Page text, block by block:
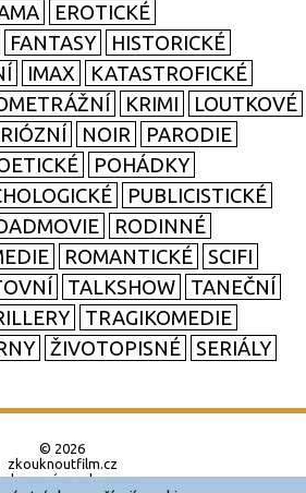
EROTICKÉ
FANTASY
HISTORICKÉ
IMAX
KATASTROFICKÉ
KRIMI
LOUTKOVÉ
NOIR
PARODIE
POHÁDKY
PUBLICISTICKÉ
RODINNÉ
ROMANTICKÉ
SCIFI
TALKSHOW
TANEČNÍ
TRAGIKOMEDIE
ŽIVOTOPISNÉ SERIÁLY
© 2026
zkouknoutfilm.cz
práva vyhrazena.